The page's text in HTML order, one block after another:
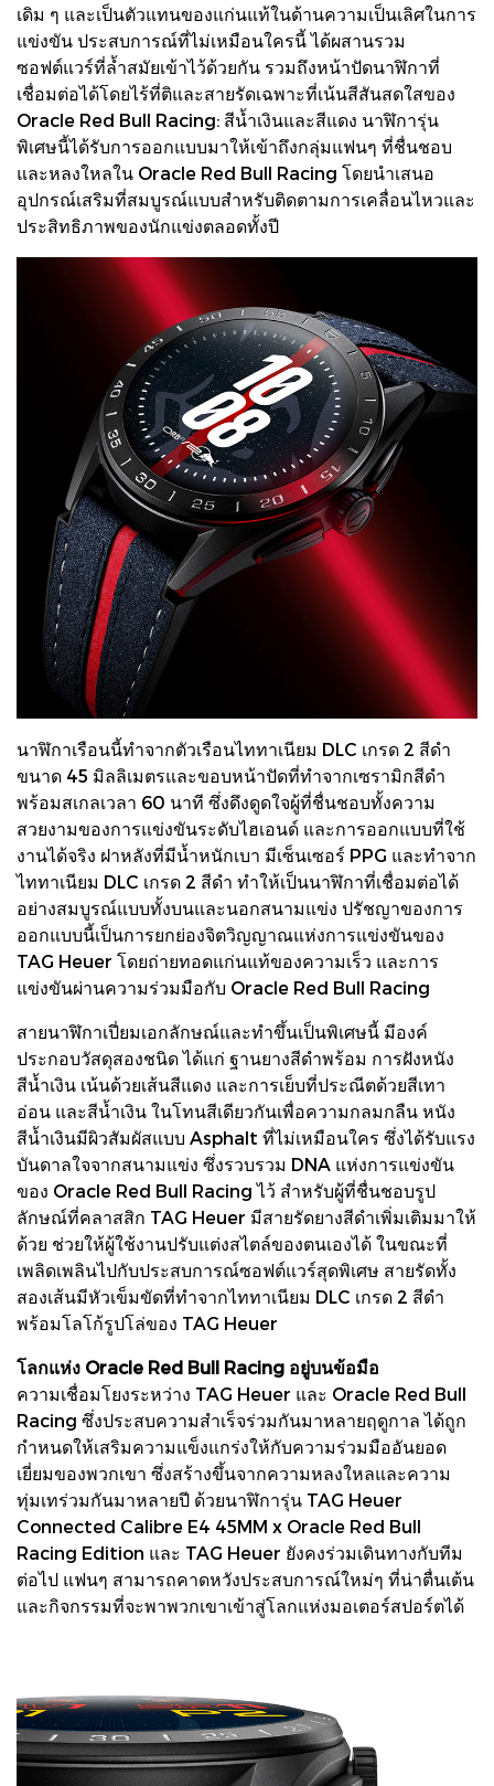
เดิม ๆ และเป็นตัวแทนของแก่นแท้ในด้านความเป็นเลิศในการ
แข่งขัน ประสบการณ์ที่ไม่เหมือนใครนี้ ได้ผสานรวม
ซอฟต์แวร์ที่ล้ำสมัยเข้าไว้ด้วยกัน รวมถึงหน้าปัดนาฬิกาที่
เชื่อมต่อได้โดยไร้ที่ติและสายรัดเฉพาะที่เน้นสีสันสดใสของ
Oracle Red Bull Racing: สีน้ำเงินและสีแดง นาฬิการุ่น
พิเศษนี้ได้รับการออกแบบมาให้เข้าถึงกลุ่มแฟนๆ ที่ชื่นชอบ
และหลงใหลใน Oracle Red Bull Racing โดยนำเสนอ
อุปกรณ์เสริมที่สมบูรณ์แบบสำหรับติดตามการเคลื่อนไหวและ
ประสิทธิภาพของนักแข่งตลอดทั้งปี
นาฬิกาเรือนนี้ทำจากตัวเรือนไททาเนียม DLC เกรด 2 สีดำ
ขนาด 45 มิลลิเมตรและขอบหน้าปัดที่ทำจากเซรามิกสีดำ
พร้อมสเกลเวลา 60 นาที ซึ่งดึงดูดใจผู้ที่ชื่นชอบทั้งความ
สวยงามของการแข่งขันระดับไฮเอนด์ และการออกแบบที่ใช้
งานได้จริง ฝาหลังที่มีน้ำหนักเบา มีเซ็นเซอร์ PPG และทำจาก
ไททาเนียม DLC เกรด 2 สีดำ ทำให้เป็นนาฬิกาที่เชื่อมต่อได้
อย่างสมบูรณ์แบบทั้งบนและนอกสนามแข่ง ปรัชญาของการ
ออกแบบนี้เป็นการยกย่องจิตวิญญาณแห่งการแข่งขันของ
TAG Heuer โดยถ่ายทอดแก่นแท้ของความเร็ว และการ
แข่งขันผ่านความร่วมมือกับ Oracle Red Bull Racing
สายนาฬิกาเปี่ยมเอกลักษณ์และทำขึ้นเป็นพิเศษนี้ มีองค์
ประกอบวัสดุสองชนิด ได้แก่ ฐานยางสีดำพร้อม การฝังหนัง
สีน้ำเงิน เน้นด้วยเส้นสีแดง และการเย็บที่ประณีตด้วยสีเทา
อ่อน และสีน้ำเงิน ในโทนสีเดียวกันเพื่อความกลมกลืน หนัง
สีน้ำเงินมีผิวสัมผัสแบบ Asphalt ที่ไม่เหมือนใคร ซึ่งได้รับแรง
บันดาลใจจากสนามแข่ง ซึ่งรวบรวม DNA แห่งการแข่งขัน
ของ Oracle Red Bull Racing ไว้ สำหรับผู้ที่ชื่นชอบรูป
ลักษณ์ที่คลาสสิก TAG Heuer มีสายรัดยางสีดำเพิ่มเติมมาให้
ด้วย ช่วยให้ผู้ใช้งานปรับแต่งสไตล์ของตนเองได้ ในขณะที่
เพลิดเพลินไปกับประสบการณ์ซอฟต์แวร์สุดพิเศษ สายรัดทั้ง
สองเส้นมีหัวเข็มขัดที่ทำจากไททาเนียม DLC เกรด 2 สีดำ
พร้อมโลโก้รูปโล่ของ TAG Heuer
โลกแห่ง Oracle Red Bull Racing อยู่บนข้อมือ
ความเชื่อมโยงระหว่าง TAG Heuer และ Oracle Red Bull
Racing ซึ่งประสบความสำเร็จร่วมกันมาหลายฤดูกาล ได้ถูก
กำหนดให้เสริมความแข็งแกร่งให้กับความร่วมมืออันยอด
เยี่ยมของพวกเขา ซึ่งสร้างขึ้นจากความหลงใหลและความ
ทุ่มเทร่วมกันมาหลายปี ด้วยนาฬิการุ่น TAG Heuer
Connected Calibre E4 45MM x Oracle Red Bull
Racing Edition และ TAG Heuer ยังคงร่วมเดินทางกับทีม
ต่อไป แฟนๆ สามารถคาดหวังประสบการณ์ใหม่ๆ ที่น่าตื่นเต้น
และกิจกรรมที่จะพาพวกเขาเข้าสู่โลกแห่งมอเตอร์สปอร์ตได้